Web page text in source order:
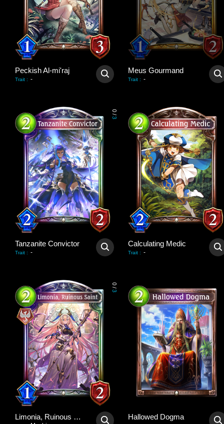
Peckish Al-mi'raj
Trait : -
Meus Gourmand
Trait : -
0
/
3
Tanzanite Convictor
Trait : -
Calculating Medic
Trait : -
0
/
3
Limonia, Ruinous Saint Hallowed Dogma